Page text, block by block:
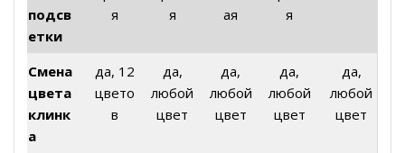
подсв
етки
я
я
ая
я
Смена
цвета
клинк
а
да, 12
цвето
в
да,
любой
цвет
да,
любой
цвет
да,
любой
цвет
да,
любой
цвет